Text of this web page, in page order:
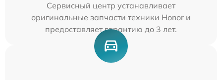
Сервисный центр устанавливает
оригинальные запчасти техники Honor и
предоставляет гарантию до 3 лет.